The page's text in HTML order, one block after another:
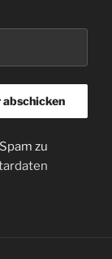
zu